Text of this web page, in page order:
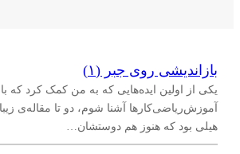
بازاندیشی روی جبر (۱)
یکی از اولین ایده‌هایی که به من کمک کرد که با
آموزش‌ریاضی‌کارها آشنا شوم، دو تا مقاله‌ی زیبا
هیلی بود که هنوز هم دوستشان…